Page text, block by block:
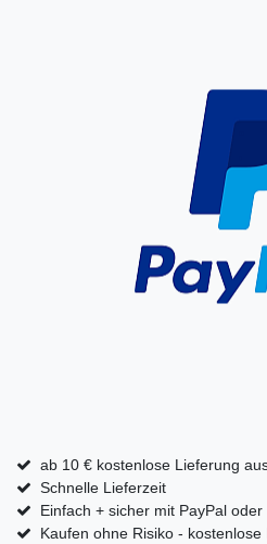
ab 10 € kostenlose Lieferung
Schnelle Lieferzeit
Einfach + sicher mit PayPal
Kaufen ohne Risiko - kostenlose